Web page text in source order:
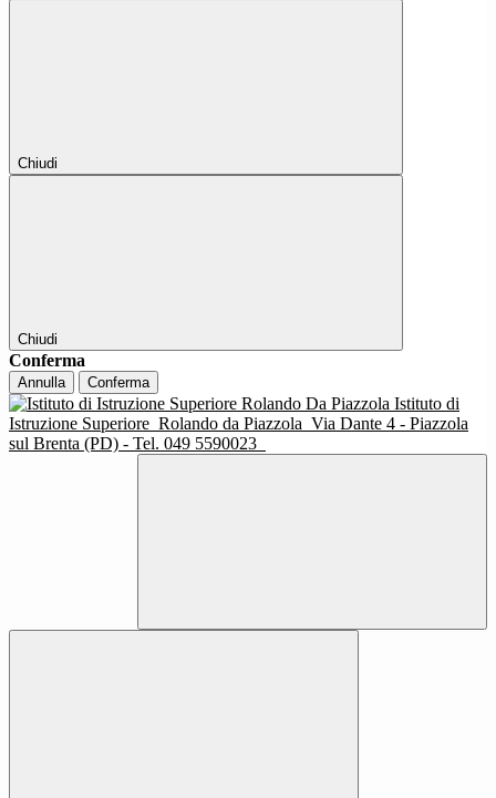
Chiudi
Chiudi
Conferma
Annulla Conferma
Istituto di
Istruzione Superiore Rolando da Piazzola Via Dante 4 - Piazzola
sul Brenta (PD) - Tel. 049 5590023